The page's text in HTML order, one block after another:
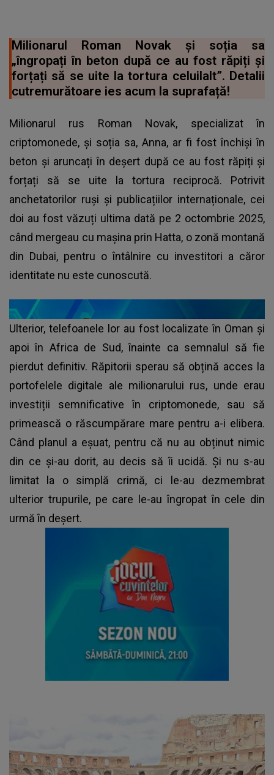
Milionarul Roman Novak și soția sa
„îngropați în beton după ce au fost răpiți și
forțați să se uite la tortura celuilalt”. Detalii
cutremurătoare ies acum la suprafață!
Milionarul rus Roman Novak, specializat în
criptomonede, și soția sa, Anna, ar fi fost închiși în
beton și aruncați în deșert după ce au fost răpiți și
forțați să se uite la tortura reciprocă. Potrivit
anchetatorilor ruși și publicațiilor internaționale, cei
doi au fost văzuți ultima dată pe 2 octombrie 2025,
când mergeau cu mașina prin Hatta, o zonă montană
din Dubai, pentru o întâlnire cu investitori a căror
identitate nu este cunoscută.
Ulterior, telefoanele lor au fost localizate în Oman și
apoi în Africa de Sud, înainte ca semnalul să fie
pierdut definitiv. Răpitorii sperau să obțină acces la
portofelele digitale ale milionarului rus, unde erau
investiții semnificative în criptomonede, sau să
primească o răscumpărare mare pentru a-i elibera.
Când planul a eșuat, pentru că nu au obținut nimic
din ce și-au dorit, au decis să îi ucidă. Și nu s-au
limitat la o simplă crimă, ci le-au dezmembrat
ulterior trupurile, pe care le-au îngropat în cele din
urmă în deșert.